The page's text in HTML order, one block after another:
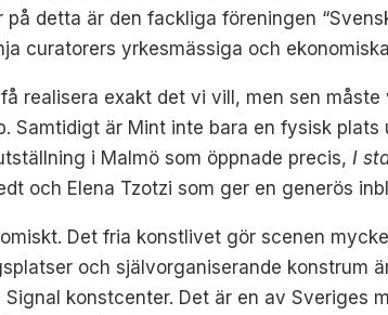
detta är den fackliga föreningen
curatorers yrkesmässiga och
realisera exakt det vi vill, men sen
Samtidigt är Mint inte bara en fysisk
i Malmö som öppnade precis, I
och Elena Tzotzi som ger en generös
Det fria konstlivet gör scenen
och självorganiserande konstrum
konstcenter. Det är en av Sveriges